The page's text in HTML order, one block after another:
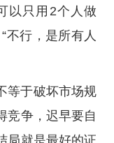
以只用2个人做
不行，是所有人
等于破坏市场规
竞争，迟早要自
局就是最好的证